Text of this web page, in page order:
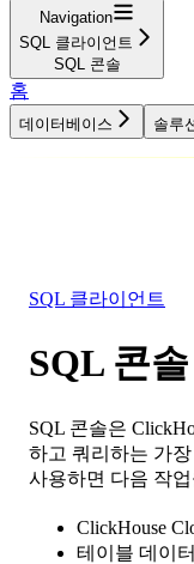
Navigation
SQL 클라이언트
SQL 콘솔
홈
데이터베이스 솔루
SQL 클라이언트
SQL 콘솔
SQL 콘솔은
하고 쿼리하는 가
사용하면 다음 작
ClickHouse
테이블 데이